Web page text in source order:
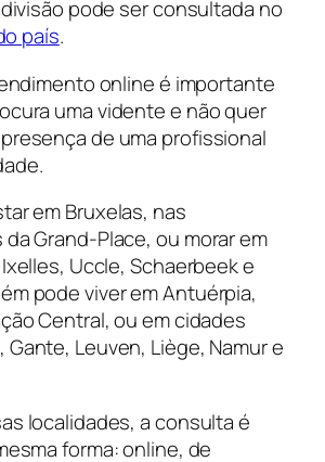
divisão pode ser consultada no
país.
online é importante
uma vidente e não quer
de uma profissional
em Bruxelas, nas
Grand-Place, ou morar em
Uccle, Schaerbeek e
pode viver em Antuérpia,
Central, ou em cidades
Gante, Leuven, Liège, Namur e
localidades, a consulta é
forma: online, de